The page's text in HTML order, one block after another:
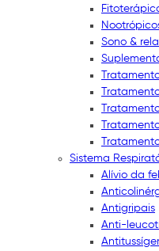
Sono &
Sistema
Alívio da
Antigripais
Anti-